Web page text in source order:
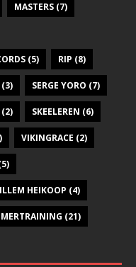
MASTERS (7)
(5) RIP (8)
(3) SERGE YORO (7)
(2) SKEELEREN (6)
VIKINGRACE (2)
HEIKOOP (4)
(21)